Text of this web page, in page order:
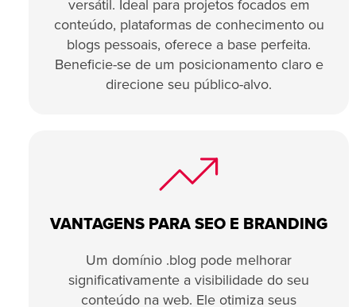
versátil. Ideal para projetos focados em
conteúdo, plataformas de conhecimento ou
blogs pessoais, oferece a base perfeita.
Beneficie-se de um posicionamento claro e
direcione seu público-alvo.
VANTAGENS PARA SEO E BRANDING
Um domínio .blog pode melhorar
significativamente a visibilidade do seu
conteúdo na web. Ele otimiza seus